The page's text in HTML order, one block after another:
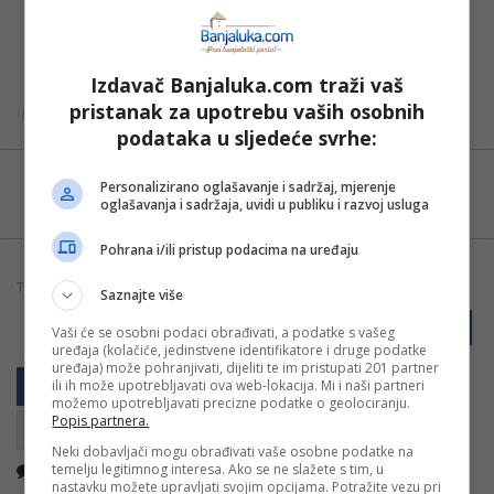
zbog istraživanja, već zbog eksploatacije, prenijela je
Izvor: Mondo / Autor: Dragan Volaš / Foto: Vladimir Topić
Možete nas pratiti i putem aplikacije za
Android
TAGOVI: OZREN PETROVO
PRIJAVI GREŠKU
Kopirati
Nema komentara
Izdavač Banjaluka.com traži vaš
pristanak za upotrebu vaših osobnih
podataka u sljedeće svrhe:
Personalizirano oglašavanje i sadržaj, mjerenje
oglašavanja i sadržaja, uvidi u publiku i razvoj usluga
Pohrana i/ili pristup podacima na uređaju
Saznajte više
Vaši će se osobni podaci obrađivati, a podatke s vašeg
uređaja (kolačiće, jedinstvene identifikatore i druge podatke
uređaja) može pohranjivati, dijeliti te im pristupati 201 partner
ili ih može upotrebljavati ova web-lokacija. Mi i naši partneri
možemo upotrebljavati precizne podatke o geolociranju.
Popis partnera.
Neki dobavljači mogu obrađivati vaše osobne podatke na
temelju legitimnog interesa. Ako se ne slažete s tim, u
nastavku možete upravljati svojim opcijama. Potražite vezu pri